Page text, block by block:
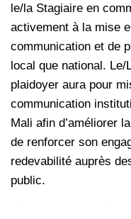
le/la Stagiaire en
activement à la mise
communication et de
local que national.
plaidoyer aura pour
communication
Mali afin d’améliorer
de renforcer son
redevabilité auprès
public.